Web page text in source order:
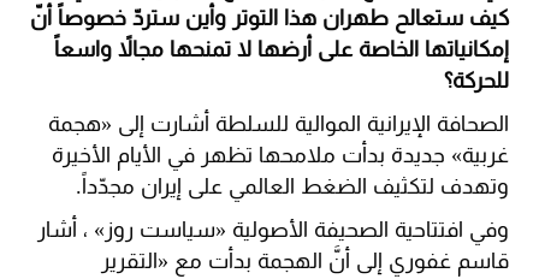
كيف ستعالح طهران هذا التوتر وأين ستردّ خصوصاً أنّ
إمكانياتها الخاصة على أرضها لا تمنحها مجالاً واسعاً
للحركة؟
الصحافة الإيرانية الموالية للسلطة أشارت إلى «هجمة
غربية» جديدة بدأت ملامحها تظهر في الأيام الأخيرة
وتهدف لتكثيف الضغط العالمي على إيران مجدّداً.
وفي افتتاحية الصحيفة الأصولية «سياست روز» ، أشار
قاسم غفوري إلى أنَّ الهجمة بدأت مع «التقرير